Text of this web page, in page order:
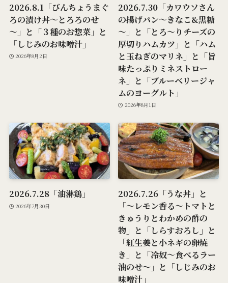
2026.8.1「びんちょうまぐ
ろの漬け丼～とろろのせ
～」と「３種のお惣菜」と
「しじみのお味噌汁」
2026年8月2日
2026.7.30「カワウソさん
の揚げパン～きなこ&黒糖
～」と「とろ～りチーズの
厚切りハムカツ」と「ハム
と玉ねぎのマリネ」と「旨
味たっぷりミネストロー
ネ」と「ブルーベリージャ
ムのヨーグルト」
2026年8月1日
2026.7.28「油淋鶏」
2026年7月30日
2026.7.26「うな丼」と
「～レモン香る～トマトと
きゅうりとわかめの酢の
物」と「しらすおろし」と
「紅生姜と小ネギの卵焼
き」と「冷奴～食べるラー
油のせ～」と「しじみのお
味噌汁」